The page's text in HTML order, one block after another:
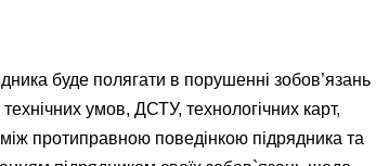
буде полягати в порушенні зобов’язань
умов, ДСТУ, технологічних карт,
протиправною поведінкою підрядника та